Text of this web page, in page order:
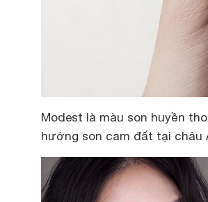
Modest là màu son huyền
hướng son cam đất tại châu